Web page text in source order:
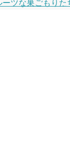
ーツな巣ごもりた